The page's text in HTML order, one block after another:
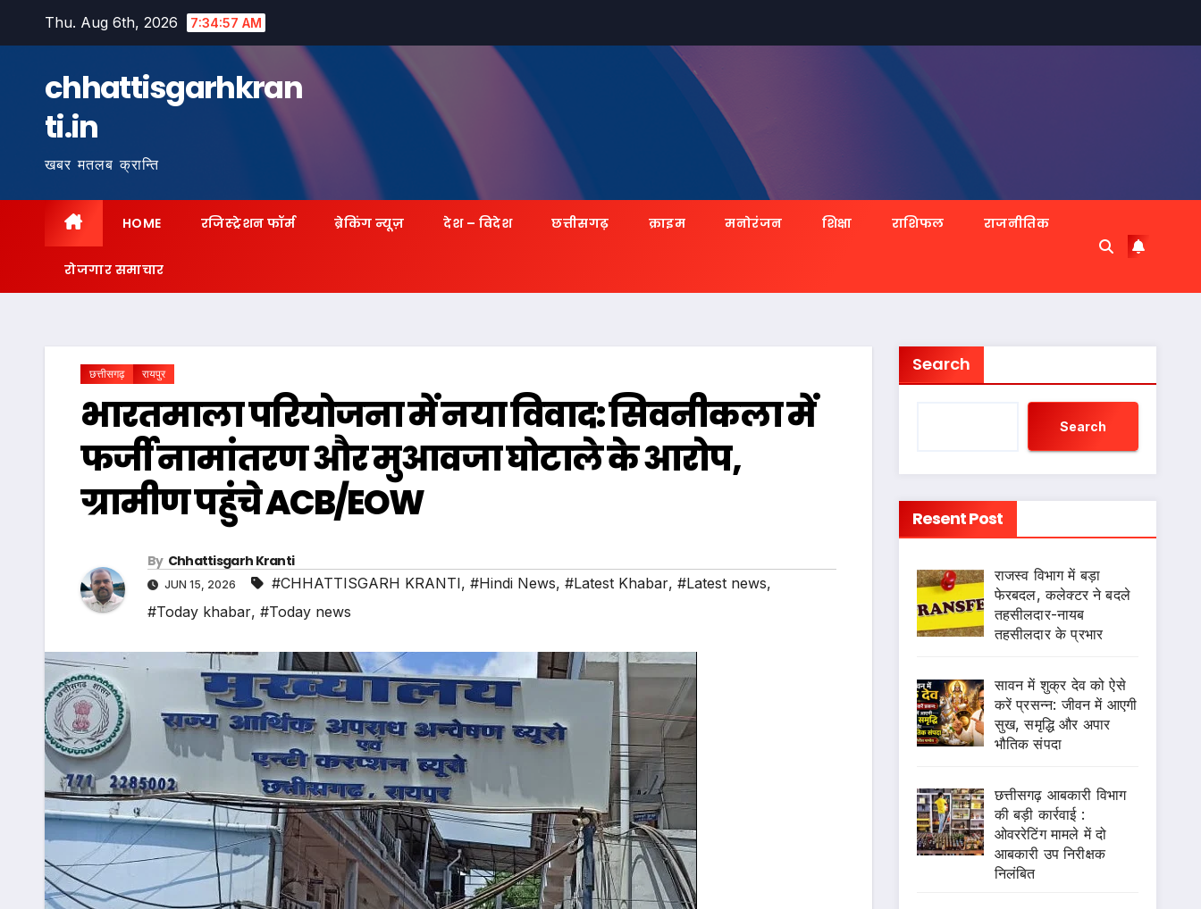
Thu. Aug 6th, 2026 7:34:58 AM
chhattisgarhkran
ti.in
खबर मतलब क्रान्ति
HOME रजिस्ट्रेशन फॉर्म ब्रेकिंग न्यूज़ देश – विदेश छत्तीसगढ़ क्राइम मनोरंजन शिक्षा राशिफल राजनीतिक
रोजगार समाचार
छत्तीसगढ़ रायपुर
भारतमाला परियोजना में नया विवाद: सिवनीकला में
फर्जी नामांतरण और मुआवजा घोटाले के आरोप,
ग्रामीण पहुंचे ACB/EOW
By Chhattisgarh Kranti
JUN 15, 2026 #CHHATTISGARH KRANTI, #Hindi News, #Latest Khabar, #Latest news,
#Today khabar, #Today news
Search
Search
Resent Post
राजस्व विभाग में बड़ा
फेरबदल, कलेक्टर ने बदले
तहसीलदार-नायब
तहसीलदार के प्रभार
सावन में शुक्र देव को ऐसे
करें प्रसन्न: जीवन में आएगी
सुख, समृद्धि और अपार
भौतिक संपदा
छत्तीसगढ़ आबकारी विभाग
की बड़ी कार्रवाई :
ओवररेटिंग मामले में दो
आबकारी उप निरीक्षक
निलंबित